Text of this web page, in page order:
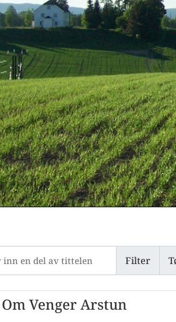
Filter
Om Venger Arstun